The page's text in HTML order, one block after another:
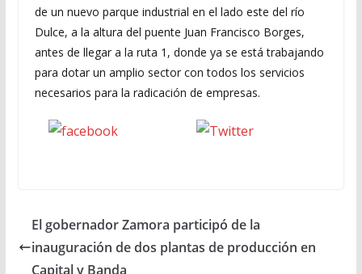
de un nuevo parque industrial en el lado este del río
Dulce, a la altura del puente Juan Francisco Borges,
antes de llegar a la ruta 1, donde ya se está trabajando
para dotar un amplio sector con todos los servicios
necesarios para la radicación de empresas.
El gobernador Zamora participó de la
inauguración de dos plantas de producción en
Capital y Banda